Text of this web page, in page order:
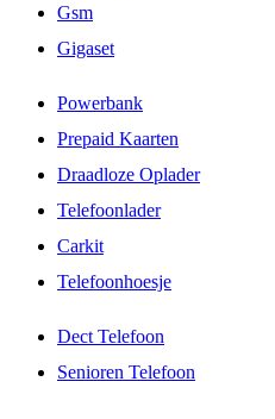
Gsm
Gigaset
Powerbank
Prepaid Kaarten
Draadloze Oplader
Telefoonlader
Carkit
Telefoonhoesje
Dect Telefoon
Senioren Telefoon